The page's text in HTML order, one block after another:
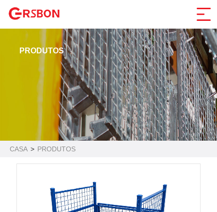
PRODUTOS
CASA > PRODUTOS